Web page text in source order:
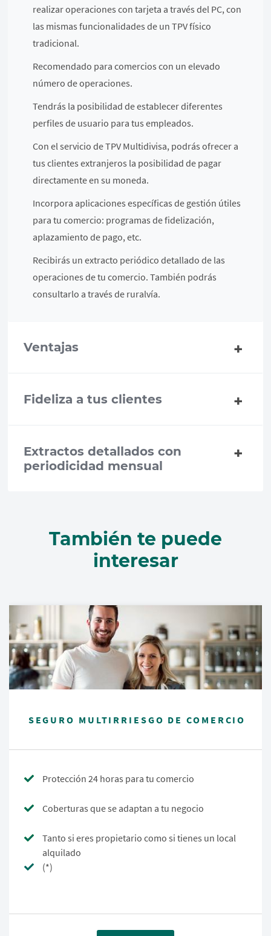
realizar operaciones con tarjeta a través del PC, con
las mismas funcionalidades de un TPV físico
tradicional.
Recomendado para comercios con un elevado
número de operaciones.
Tendrás la posibilidad de establecer diferentes
perfiles de usuario para tus empleados.
Con el servicio de TPV Multidivisa, podrás ofrecer a
tus clientes extranjeros la posibilidad de pagar
directamente en su moneda.
Incorpora aplicaciones específicas de gestión útiles
para tu comercio: programas de fidelización,
aplazamiento de pago, etc.
Recibirás un extracto periódico detallado de las
operaciones de tu comercio. También podrás
consultarlo a través de ruralvía.
Ventajas
Fideliza a tus clientes
Extractos detallados con
periodicidad mensual
También te puede
interesar
SEGURO MULTIRRIESGO DE COMERCIO
Protección 24 horas para tu comercio
Coberturas que se adaptan a tu negocio
Tanto si eres propietario como si tienes un local
alquilado
(*)